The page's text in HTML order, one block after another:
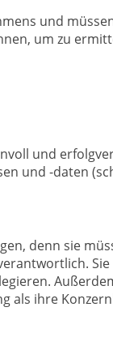
und
um zu
und
und -daten
denn sie
ihre